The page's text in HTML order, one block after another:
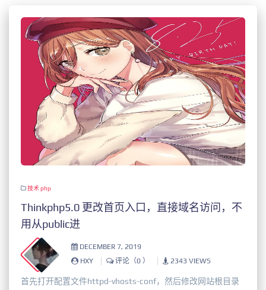
技术php
Thinkphp5.0 更改首页入口，直接域名访问，不
用从public进
DECEMBER 7, 2019
HXY
评论（0 ） 2343 VIEWS
首先打开配置文件httpd-vhosts-conf，然后修改网站根目录